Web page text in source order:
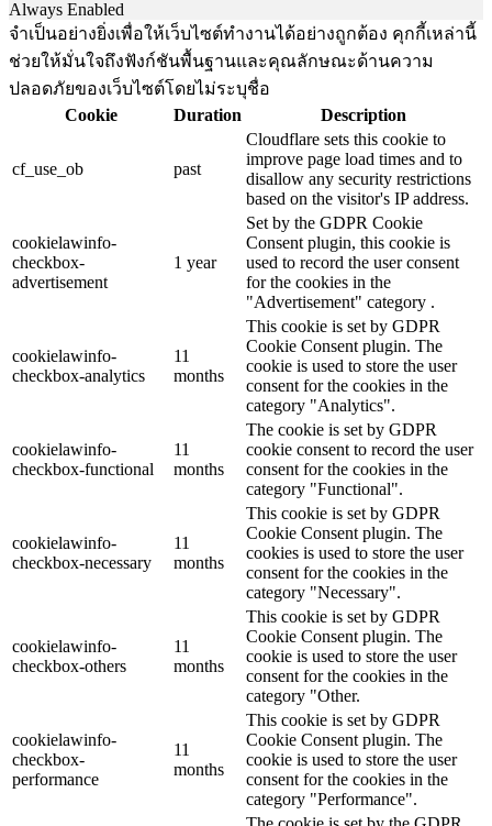
Always Enabled
จำเป็นอย่างยิ่งเพื่อให้เว็บไซต์ทำงานได้อย่างถูกต้อง คุกกี้เหล่านี้
ช่วยให้มั่นใจถึงฟังก์ชันพื้นฐานและคุณลักษณะด้านความ
ปลอดภัยของเว็บไซต์โดยไม่ระบุชื่อ
Cookie
Duration Description
cf_use_ob past
Cloudflare sets this cookie to
improve page load times and to
disallow any security restrictions
based on the visitor's IP address.
cookielawinfo-
checkbox-
advertisement
1 year
Set by the GDPR Cookie
Consent plugin, this cookie is
used to record the user consent
for the cookies in the
"Advertisement" category .
cookielawinfo-
checkbox-analytics
11
months
This cookie is set by GDPR
Cookie Consent plugin. The
cookie is used to store the user
consent for the cookies in the
category "Analytics".
cookielawinfo-
checkbox-functional
11
months
The cookie is set by GDPR
cookie consent to record the user
consent for the cookies in the
category "Functional".
cookielawinfo-
checkbox-necessary
11
months
This cookie is set by GDPR
Cookie Consent plugin. The
cookies is used to store the user
consent for the cookies in the
category "Necessary".
cookielawinfo-
checkbox-others
11
months
This cookie is set by GDPR
Cookie Consent plugin. The
cookie is used to store the user
consent for the cookies in the
category "Other.
cookielawinfo-
checkbox-
performance
11
months
This cookie is set by GDPR
Cookie Consent plugin. The
cookie is used to store the user
consent for the cookies in the
category "Performance".